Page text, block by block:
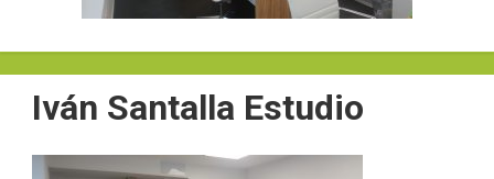
Iván Santalla Estudio